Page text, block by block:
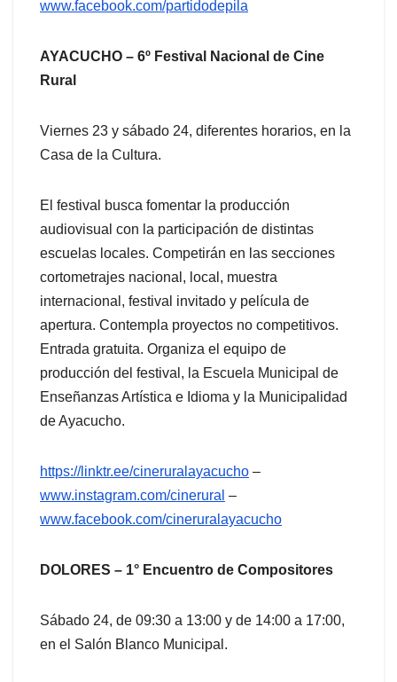
www.facebook.com/partidodepila
AYACUCHO – 6º Festival Nacional de Cine
Rural
Viernes 23 y sábado 24, diferentes horarios, en la
Casa de la Cultura.
El festival busca fomentar la producción
audiovisual con la participación de distintas
escuelas locales. Competirán en las secciones
cortometrajes nacional, local, muestra
internacional, festival invitado y película de
apertura. Contempla proyectos no competitivos.
Entrada gratuita. Organiza el equipo de
producción del festival, la Escuela Municipal de
Enseñanzas Artística e Idioma y la Municipalidad
de Ayacucho.
https://linktr.ee/cineruralayacucho –
www.instagram.com/cinerural –
www.facebook.com/cineruralayacucho
DOLORES – 1° Encuentro de Compositores
Sábado 24, de 09:30 a 13:00 y de 14:00 a 17:00,
en el Salón Blanco Municipal.